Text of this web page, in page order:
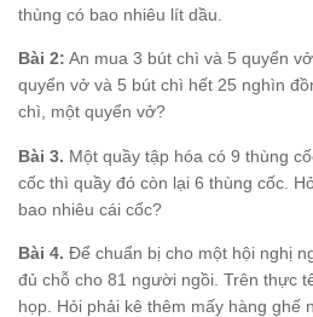
thùng có bao nhiêu lít dầu.
Bài 2: An mua 3 bút chì và 5 quyển
quyển vở và 5 bút chì hết 25 nghìn
chì, một quyển vở?
Bài 3. Một quầy tập hóa có 9 thùng
cốc thì quầy đó còn lại 6 thùng cốc.
bao nhiêu cái cốc?
Bài 4. Để chuẩn bị cho một hội nghị
đủ chỗ cho 81 người ngồi. Trên thực
họp. Hỏi phải kê thêm mấy hàng ghế